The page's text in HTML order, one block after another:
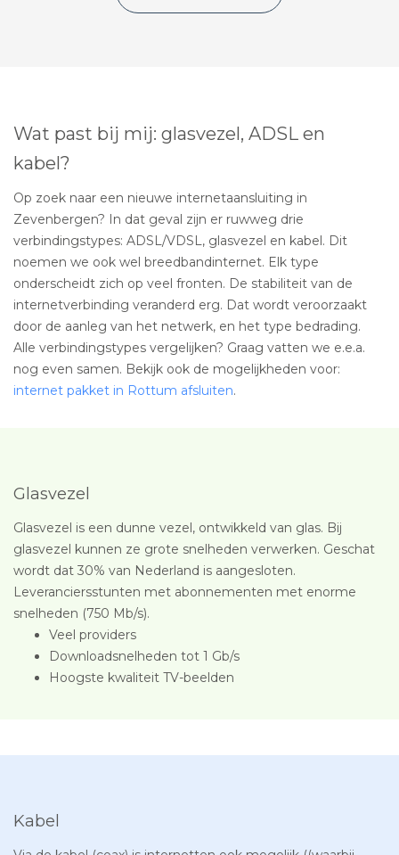
Wat past bij mij: glasvezel, ADSL en
kabel?
Op zoek naar een nieuwe internetaansluiting in
Zevenbergen? In dat geval zijn er ruwweg drie
verbindingstypes: ADSL/VDSL, glasvezel en kabel. Dit
noemen we ook wel breedbandinternet. Elk type
onderscheidt zich op veel fronten. De stabiliteit van de
internetverbinding veranderd erg. Dat wordt veroorzaakt
door de aanleg van het netwerk, en het type bedrading.
Alle verbindingstypes vergelijken? Graag vatten we e.e.a.
nog even samen. Bekijk ook de mogelijkheden voor:
internet pakket in Rottum afsluiten.
Glasvezel
Glasvezel is een dunne vezel, ontwikkeld van glas. Bij
glasvezel kunnen ze grote snelheden verwerken. Geschat
wordt dat 30% van Nederland is aangesloten.
Leveranciersstunten met abonnementen met enorme
snelheden (750 Mb/s).
Veel providers
Downloadsnelheden tot 1 Gb/s
Hoogste kwaliteit TV-beelden
Kabel